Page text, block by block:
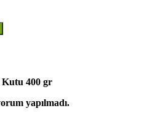
400 gr
yapılmadı.